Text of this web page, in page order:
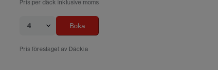
Pris per däck inklusive moms
4 Boka
Pris föreslaget av Däckia